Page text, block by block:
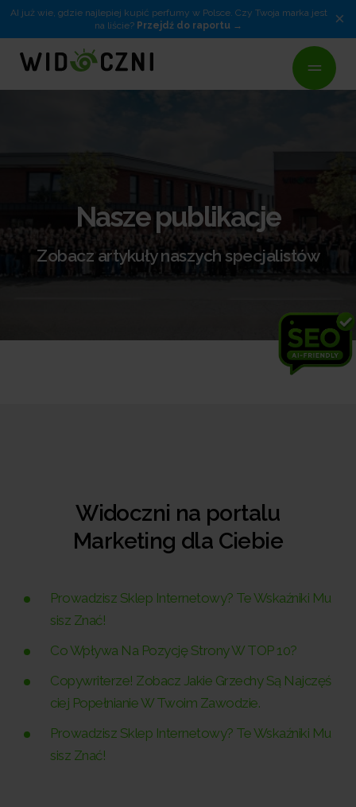
AI już wie, gdzie najlepiej kupić perfumy w Polsce. Czy Twoja marka jest
na liście? Przejdź do raportu ×
Nasze publikacje
Zobacz artykuły naszych specjalistów
Widoczni na portalu
Marketing dla Ciebie
Prowadzisz Sklep Internetowy? Te Wskaźniki Mu
sisz Znać!
Co Wpływa Na Pozycję Strony W TOP 10?
Copywriterze! Zobacz Jakie Grzechy Są Najczęś
ciej Popełnianie W Twoim Zawodzie.
Prowadzisz Sklep Internetowy? Te Wskaźniki Mu
sisz Znać!